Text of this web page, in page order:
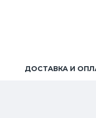
ДОСТАВКА И